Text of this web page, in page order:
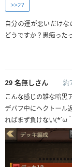
>>27
自分の運が悪いだけ
どうですか？愚痴った
29 名無しさん 約
こんな感じの雑な暗黒
デバフ中にヘクトール
ればまず負けない(*´ω